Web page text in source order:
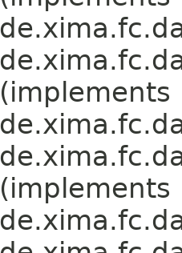
(implements
(implements